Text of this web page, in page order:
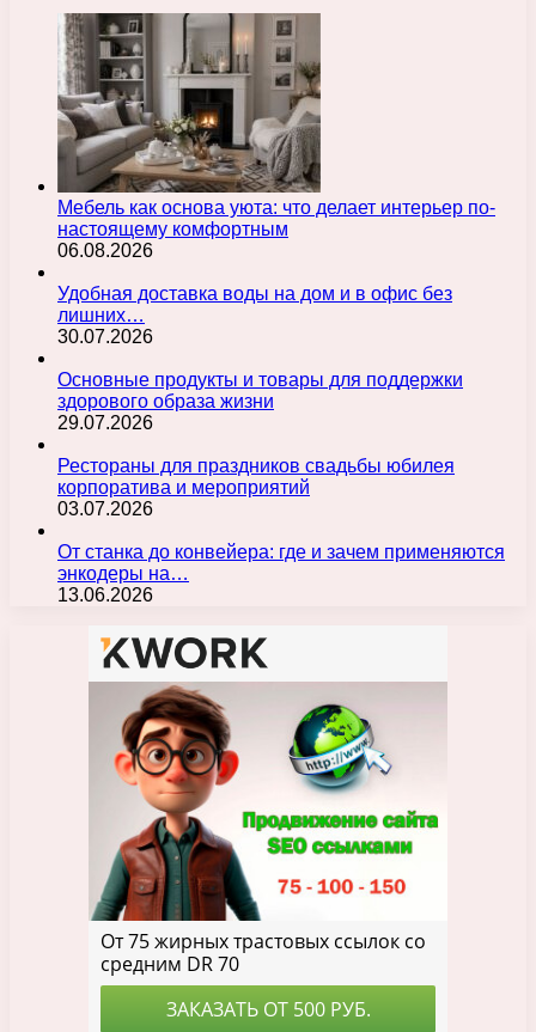
Мебель как основа уюта: что делает интерьер по-
настоящему комфортным
06.08.2026
Удобная доставка воды на дом и в офис без
лишних…
30.07.2026
Основные продукты и товары для поддержки
здорового образа жизни
29.07.2026
Рестораны для праздников свадьбы юбилея
корпоратива и мероприятий
03.07.2026
От станка до конвейера: где и зачем применяются
энкодеры на…
13.06.2026